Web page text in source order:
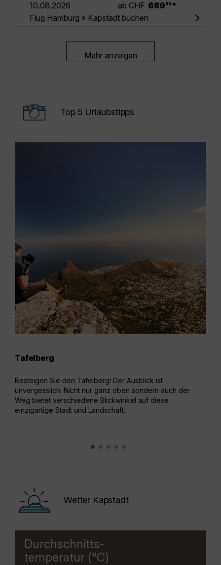
10.08.2026
ab CHF 689 95 *
Flug Hamburg » Kapstadt buchen
Mehr anzeigen
Top 5 Urlaubstipps
Tafelberg
Besteigen Sie den Tafelberg! Der Ausblick ist
unvergesslich. Nicht nur ganz oben sondern auch der
Weg bietet verschiedene Blickwinkel auf diese
einzigartige Stadt und Landschaft.
Wetter Kapstadt
Durchschnitts-
temperatur (°C)